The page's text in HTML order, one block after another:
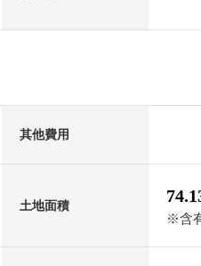
其他費用
土地面積
※含